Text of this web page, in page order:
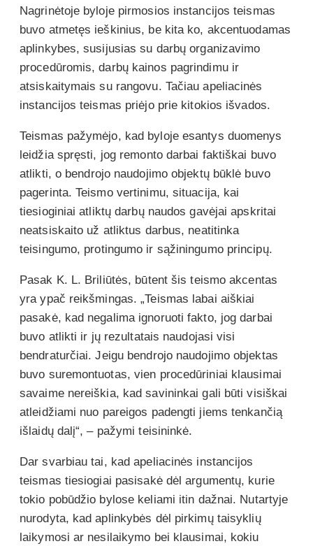
Nagrinėtoje byloje pirmosios instancijos teismas
buvo atmetęs ieškinius, be kita ko, akcentuodamas
aplinkybes, susijusias su darbų organizavimo
procedūromis, darbų kainos pagrindimu ir
atsiskaitymais su rangovu. Tačiau apeliacinės
instancijos teismas priėjo prie kitokios išvados.
Teismas pažymėjo, kad byloje esantys duomenys
leidžia spręsti, jog remonto darbai faktiškai buvo
atlikti, o bendrojo naudojimo objektų būklė buvo
pagerinta. Teismo vertinimu, situacija, kai
tiesioginiai atliktų darbų naudos gavėjai apskritai
neatsiskaito už atliktus darbus, neatitinka
teisingumo, protingumo ir sąžiningumo principų.
Pasak K. L. Briliūtės, būtent šis teismo akcentas
yra ypač reikšmingas. „Teismas labai aiškiai
pasakė, kad negalima ignoruoti fakto, jog darbai
buvo atlikti ir jų rezultatais naudojasi visi
bendraturčiai. Jeigu bendrojo naudojimo objektas
buvo suremontuotas, vien procedūriniai klausimai
savaime nereiškia, kad savininkai gali būti visiškai
atleidžiami nuo pareigos padengti jiems tenkančią
išlaidų dalį“, – pažymi teisininkė.
Dar svarbiau tai, kad apeliacinės instancijos
teismas tiesiogiai pasisakė dėl argumentų, kurie
tokio pobūdžio bylose keliami itin dažnai. Nutartyje
nurodyta, kad aplinkybės dėl pirkimų taisyklių
laikymosi ar nesilaikymo bei klausimai, kokiu